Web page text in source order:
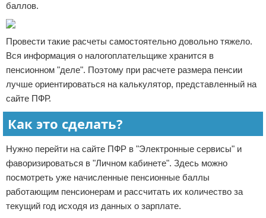
баллов.
Провести такие расчеты самостоятельно довольно тяжело.
Вся информация о налогоплательщике хранится в
пенсионном "деле". Поэтому при расчете размера пенсии
лучше ориентироваться на калькулятор, представленный на
сайте ПФР.
Как это сделать?
Нужно перейти на сайте ПФР в "Электронные сервисы" и
фаворизироваться в "Личном кабинете". Здесь можно
посмотреть уже начисленные пенсионные баллы
работающим пенсионерам и рассчитать их количество за
текущий год исходя из данных о зарплате.